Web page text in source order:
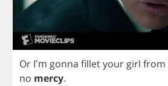
Or I'm gonna filletyour girl from
no mercy.